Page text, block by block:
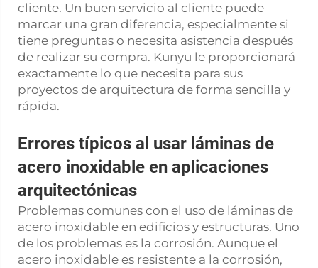
cliente. Un buen servicio al cliente puede
marcar una gran diferencia, especialmente si
tiene preguntas o necesita asistencia después
de realizar su compra. Kunyu le proporcionará
exactamente lo que necesita para sus
proyectos de arquitectura de forma sencilla y
rápida.
Errores típicos al usar láminas de
acero inoxidable en aplicaciones
arquitectónicas
Problemas comunes con el uso de láminas de
acero inoxidable en edificios y estructuras. Uno
de los problemas es la corrosión. Aunque el
acero inoxidable es resistente a la corrosión,